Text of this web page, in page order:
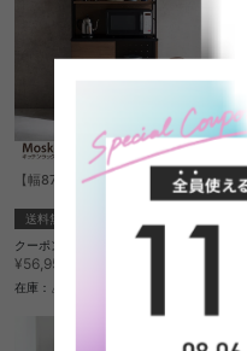
【幅87cm】Moskosel キッチンラック
送料無料
クーポン利用で
¥56,950→
在庫：△